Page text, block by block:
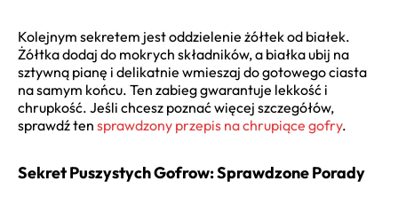
Kolejnym sekretem jest oddzielenie żółtek od białek.
Żółtka dodaj do mokrych składników, a białka ubij na
sztywną pianę i delikatnie wmieszaj do gotowego ciasta
na samym końcu. Ten zabieg gwarantuje lekkość i
chrupkość. Jeśli chcesz poznać więcej szczegółów,
sprawdź ten sprawdzony przepis na chrupiące gofry.
Sekret Puszystych Gofrow: Sprawdzone Porady